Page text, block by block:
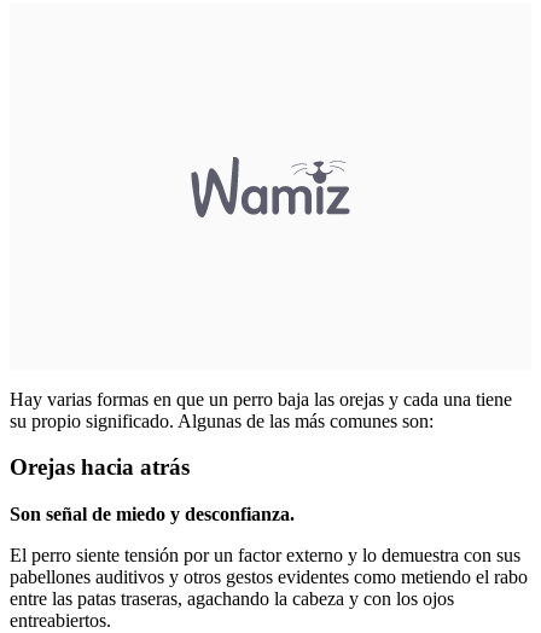
Hay varias formas en que un perro baja las orejas y cada una tiene
su propio significado. Algunas de las más comunes son:
Orejas hacia atrás
Son señal de miedo y desconfianza.
El perro siente tensión por un factor externo y lo demuestra con sus
pabellones auditivos y otros gestos evidentes como metiendo el rabo
entre las patas traseras, agachando la cabeza y con los ojos
entreabiertos.